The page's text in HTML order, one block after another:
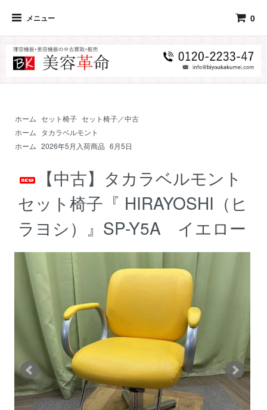
メニュー 0
ホーム セット椅子 セット椅子／中古
ホーム タカラベルモント
ホーム 2026年5月入荷商品 6月5日
【中古】タカラベルモント
セット椅子『 HIRAYOSHI（ヒ
ラヨシ）』SP-Y5A イエロー